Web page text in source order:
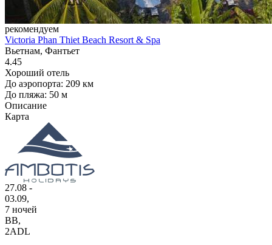
рекомендуем
Victoria Phan Thiet Beach Resort & Spa
Вьетнам, Фантьет
4.45
Хороший отель
До аэропорта: 209 км
До пляжа: 50 м
Описание
Карта
27.08 -
03.09,
7 ночей
BB,
2ADL